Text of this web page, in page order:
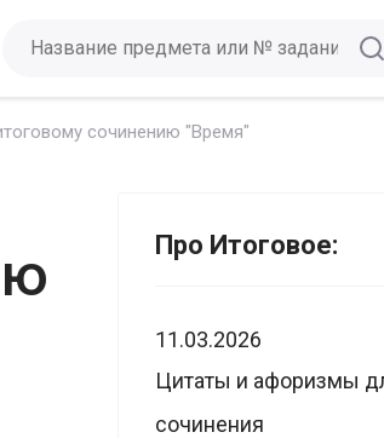
сочинению "Время"
Про Итоговое:
11.03.2026
Цитаты и афоризмы
сочинения